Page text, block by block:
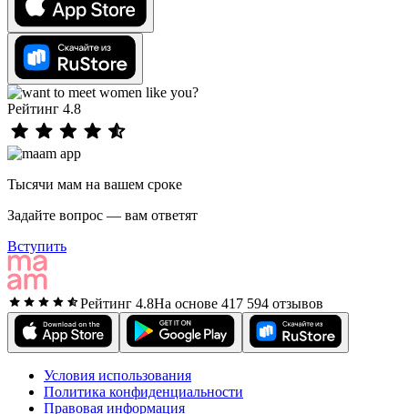
Рейтинг 4.8
Тысячи мам на вашем сроке
Задайте вопрос — вам ответят
Вступить
Рейтинг 4.8На основе 417 594 отзывов
Условия использования
Политика конфиденциальности
Правовая информация